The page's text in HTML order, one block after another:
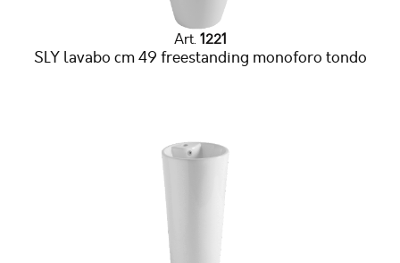
Art. 1221
SLY lavabo cm 49 freestanding monoforo tondo